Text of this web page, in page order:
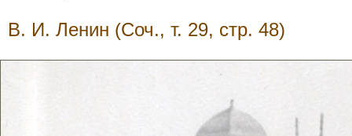
В. И. Ленин (Соч., т. 29, стр. 48)